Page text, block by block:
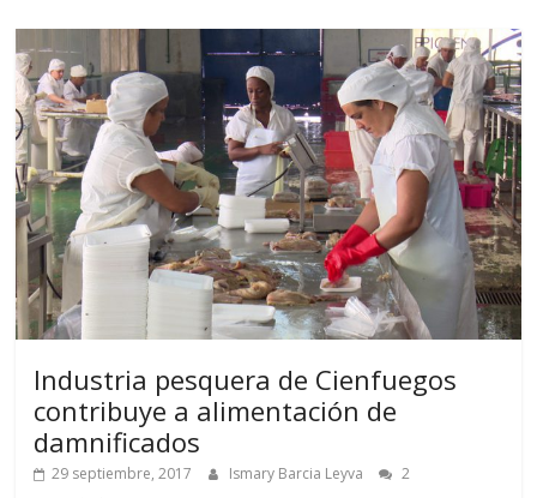
Industria pesquera de Cienfuegos
contribuye a alimentación de
damnificados
29 septiembre, 2017 Ismary Barcia Leyva
2